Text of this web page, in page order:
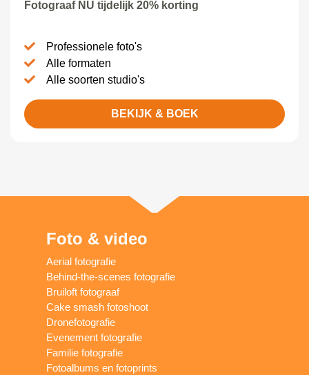
Fotograaf NU tijdelijk 20% korting
Professionele foto's
Alle formaten
Alle soorten studio's
BEKIJK & BOEK
Foto & video
Aerial fotografie
Behind-the-scenes fotografie
Bruiloft fotograaf
Cake smash fotoshoot
Dronefotografie
Evenement fotografie
Familie fotografie
Fotoalbums en fotoprints